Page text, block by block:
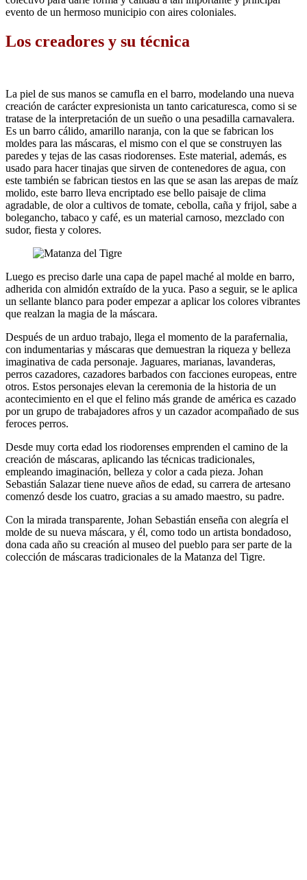
evento de un hermoso municipio con aires coloniales.
Los creadores y su técnica
La piel de sus manos se camufla en el barro, modelando una nueva
creación de carácter expresionista un tanto caricaturesca, como si se
tratase de la interpretación de un sueño o una pesadilla carnavalera.
Es un barro cálido, amarillo naranja, con la que se fabrican los
moldes para las máscaras, el mismo con el que se construyen las
paredes y tejas de las casas riodorenses. Este material, además, es
usado para hacer tinajas que sirven de contenedores de agua, con
este también se fabrican tiestos en las que se asan las arepas de maíz
molido, este barro lleva encriptado ese bello paisaje de clima
agradable, de olor a cultivos de tomate, cebolla, caña y frijol, sabe a
bolegancho, tabaco y café, es un material carnoso, mezclado con
sudor, fiesta y colores.
Luego es preciso darle una capa de papel maché al molde en barro,
adherida con almidón extraído de la yuca. Paso a seguir, se le aplica
un sellante blanco para poder empezar a aplicar los colores vibrantes
que realzan la magia de la máscara.
Después de un arduo trabajo, llega el momento de la parafernalia,
con indumentarias y máscaras que demuestran la riqueza y belleza
imaginativa de cada personaje. Jaguares, marianas, lavanderas,
perros cazadores, cazadores barbados con facciones europeas, entre
otros. Estos personajes elevan la ceremonia de la historia de un
acontecimiento en el que el felino más grande de américa es cazado
por un grupo de trabajadores afros y un cazador acompañado de sus
feroces perros.
Desde muy corta edad los riodorenses emprenden el camino de la
creación de máscaras, aplicando las técnicas tradicionales,
empleando imaginación, belleza y color a cada pieza. Johan
Sebastián Salazar tiene nueve años de edad, su carrera de artesano
comenzó desde los cuatro, gracias a su amado maestro, su padre.
Con la mirada transparente, Johan Sebastián enseña con alegría el
molde de su nueva máscara, y él, como todo un artista bondadoso,
dona cada año su creación al museo del pueblo para ser parte de la
colección de máscaras tradicionales de la Matanza del Tigre.